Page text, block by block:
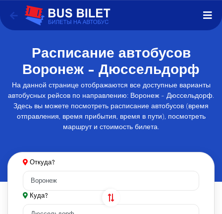
Расписание автобусов
Воронеж - Дюссельдорф
На данной странице отображаются все доступные варианты
автобусных рейсов по направлению: Воронеж - Дюссельдорф.
Здесь вы можете посмотреть расписание автобусов (время
отправления, время прибытия, время в пути), посмотреть
маршрут и стоимость билета.
Откуда?
Куда?